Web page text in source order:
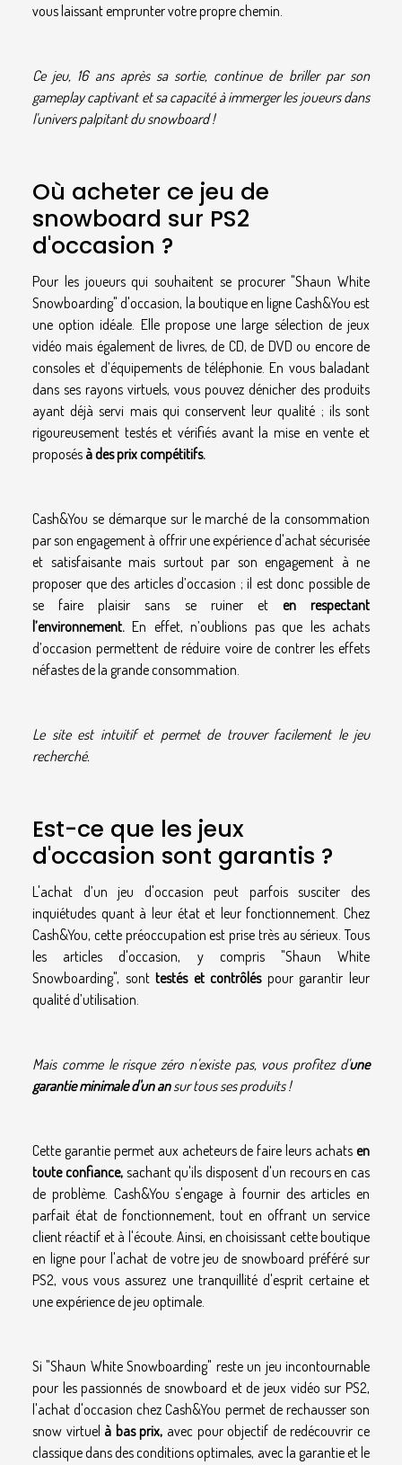
vous laissant emprunter votre propre chemin.
Ce jeu, 16 ans après sa sortie, continue de briller par son
gameplay captivant et sa capacité à immerger les joueurs dans
l'univers palpitant du snowboard !
Où acheter ce jeu de
snowboard sur PS2
d'occasion ?
Pour les joueurs qui souhaitent se procurer "Shaun White
Snowboarding" d'occasion, la boutique en ligne Cash&You est
une option idéale. Elle propose une large sélection de jeux
vidéo mais également de livres, de CD, de DVD ou encore de
consoles et d’équipements de téléphonie. En vous baladant
dans ses rayons virtuels, vous pouvez dénicher des produits
ayant déjà servi mais qui conservent leur qualité ; ils sont
rigoureusement testés et vérifiés avant la mise en vente et
proposés à des prix compétitifs.
Cash&You se démarque sur le marché de la consommation
par son engagement à offrir une expérience d'achat sécurisée
et satisfaisante mais surtout par son engagement à ne
proposer que des articles d’occasion ; il est donc possible de
se faire plaisir sans se ruiner et en respectant
l’environnement.En effet, n’oublions pas que les achats
d’occasion permettent de réduire voire de contrer les effets
néfastes de la grande consommation.
Le site est intuitif et permet de trouver facilement le jeu
recherché.
Est-ce que les jeux
d'occasion sont garantis ?
L'achat d’un jeu d'occasion peut parfois susciter des
inquiétudes quant à leur état et leur fonctionnement. Chez
Cash&You, cette préoccupation est prise très au sérieux. Tous
les articles d'occasion, y compris "Shaun White
Snowboarding", sonttestés et contrôléspour garantir leur
qualité d’utilisation.
Mais comme le risque zéro n'existe pas, vous profitez d'une
garantie minimale d'un ansur tous ses produits !
Cette garantie permet aux acheteurs de faire leurs achats en
toute confiance,sachant qu'ils disposent d'un recours en cas
de problème. Cash&You s'engage à fournir des articles en
parfait état de fonctionnement, tout en offrant un service
client réactif et à l'écoute. Ainsi, en choisissant cette boutique
en ligne pour l'achat de votre jeu de snowboard préféré sur
PS2, vous vous assurez une tranquillité d'esprit certaine et
une expérience de jeu optimale.
Si "Shaun White Snowboarding" reste un jeu incontournable
pour les passionnés de snowboard et de jeux vidéo sur PS2,
l'achat d'occasion chez Cash&You permet de rechausser son
snow virtuel à bas prix, avec pour objectif de redécouvrir ce
classique dans des conditions optimales, avec la garantie et le